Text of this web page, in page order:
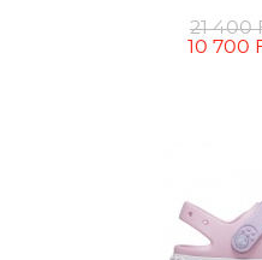
21 400
10 700